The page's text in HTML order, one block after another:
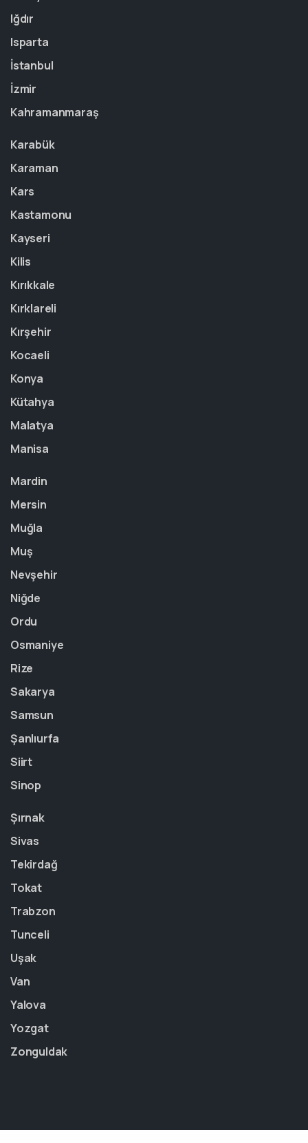
Iğdır
Isparta
İstanbul
İzmir
Kahramanmaraş
Karabük
Karaman
Kars
Kastamonu
Kayseri
Kilis
Kırıkkale
Kırklareli
Kırşehir
Kocaeli
Konya
Kütahya
Malatya
Manisa
Mardin
Mersin
Muğla
Muş
Nevşehir
Niğde
Ordu
Osmaniye
Rize
Sakarya
Samsun
Şanlıurfa
Siirt
Sinop
Şırnak
Sivas
Tekirdağ
Tokat
Trabzon
Tunceli
Uşak
Van
Yalova
Yozgat
Zonguldak